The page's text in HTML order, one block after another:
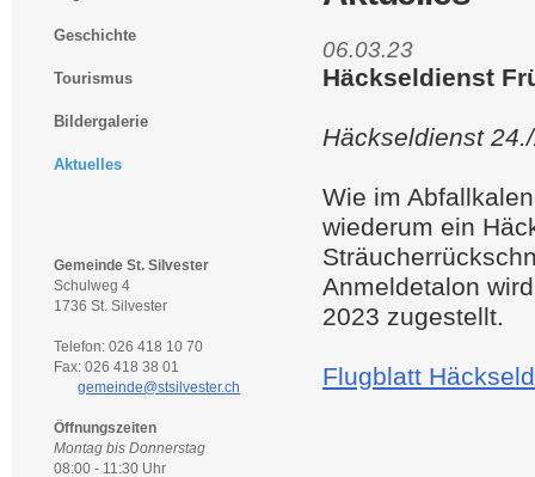
Geschichte
Tourismus
Bildergalerie
Aktuelles
Gemeinde St. Silvester
Schulweg 4
1736 St. Silvester
Telefon: 026 418 10 70
Fax: 026 418 38 01
gemeinde@stsilvester.ch
Öffnungszeiten
Montag bis Donnerstag
08:00 - 11:30 Uhr
06.03.23
Häckseldienst
Häckseldienst
Wie im
wiederum ein
Anmeldetalon
2023 zugestellt.
Flugblatt